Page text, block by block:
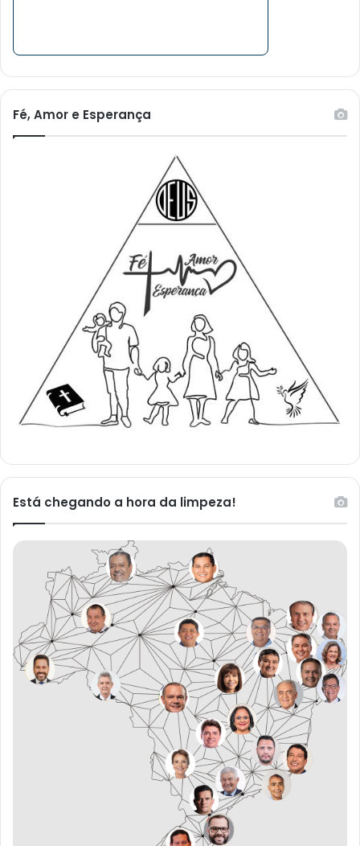
Fé, Amor e Esperança
Está chegando a hora da limpeza!